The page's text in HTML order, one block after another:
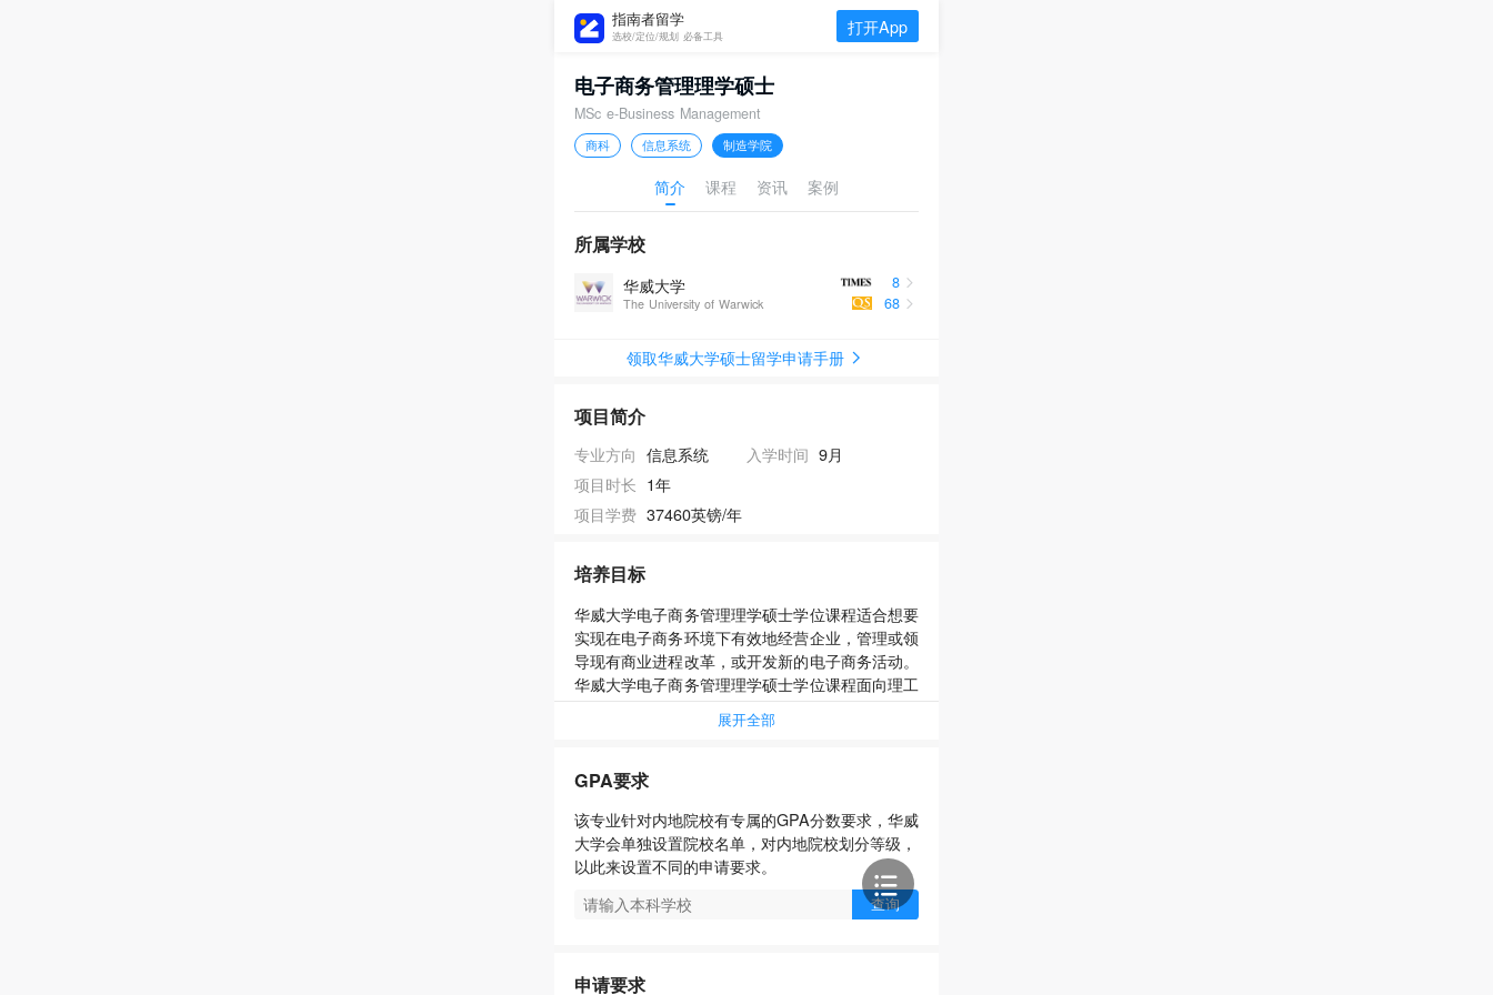
指南者留学
选校/定位/规划 必备工具 打开App
电子商务管理理学硕士
MSc e-Business Management
商科 信息系统 制造学院
简介 课程 资讯 案例
所属学校
华威大学
The University of Warwick
8
68
领取华威大学硕士留学申请手册
项目简介
专业方向 信息系统 入学时间 9月
项目时长 1年
项目学费 37460英镑/年
培养目标
华威大学电子商务管理理学硕士学位课程适合想要
实现在电子商务环境下有效地经营企业，管理或领
导现有商业进程改革，或开发新的电子商务活动。
华威大学电子商务管理理学硕士学位课程面向理工
科，信息技术或商科背景的学生。华威大学电子商
务管理理学硕士学位课程旨在使学生学会评估并管
术。通过华威大学电子商务管理理学硕士学位课程
营状况，将系统集成的概念运用到企业产品和服务
的设计与开发中。
该学位将培养学生的技术，以管理战略发展的电子
商务为基础的组织和适当的电子商务技术。学生将
和服务的设计和开发中。
展开全部
GPA要求
该专业针对内地院校有专属的GPA分数要求，华威
大学会单独设置院校名单，对内地院校划分等级，
以此来设置不同的申请要求。
查询
申请要求